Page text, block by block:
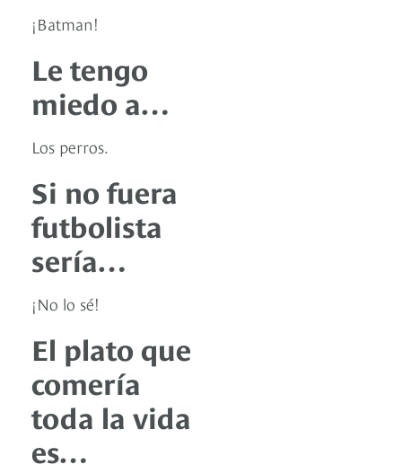
¡Batman!
Le tengo
miedo a…
Los perros.
Si no fuera
futbolista
sería…
¡No lo sé!
El plato que
comería
toda la vida
es…